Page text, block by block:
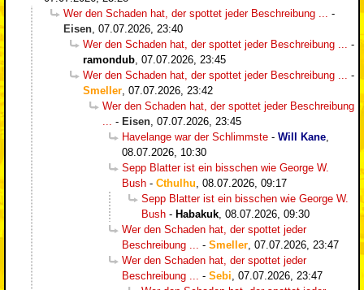
Wer den Schaden hat, der spottet jeder Beschreibung ...
-
Eisen 07.07.2026, 23:40
Wer den Schaden hat, der spottet jeder Beschreibung ...
-
ramondub 07.07.2026, 23:45
Wer den Schaden hat, der spottet jeder Beschreibung ...
-
Smeller 07.07.2026, 23:42
Wer den Schaden hat, der spottet jeder Beschreibung
- Eisen 07.07.2026, 23:45
Havelange war der Schlimmste - Will Kane
08.07.2026, 10:30
Sepp Blatter ist ein bisschen wie George W.
Bush - Cthulhu 08.07.2026, 09:17
Sepp Blatter ist ein bisschen wie George W.
Bush - Habakuk 08.07.2026, 09:30
Wer den Schaden hat, der spottet jeder
Beschreibung ...
- Smeller 07.07.2026, 23:47
Wer den Schaden hat, der spottet jeder
Beschreibung ...
- Sebi 07.07.2026, 23:47